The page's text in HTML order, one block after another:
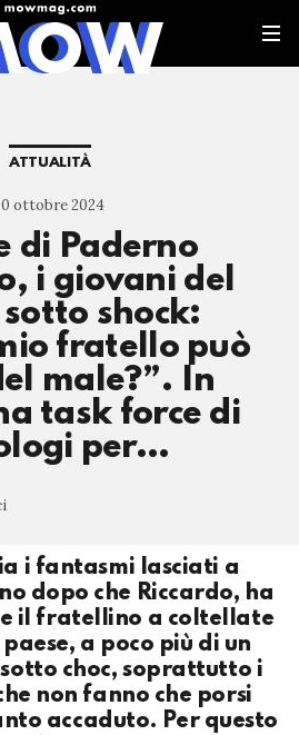
ATTUALITÀ
ottobre 2024
di Paderno
i giovani del
shock:
fratello può
male?”. In
task force di
per…
i fantasmi lasciati a
dopo che Riccardo, ha
e il fratellino a coltellate
a poco più di un
sotto choc, soprattutto i
non fanno che porsi
accaduto. Per questo